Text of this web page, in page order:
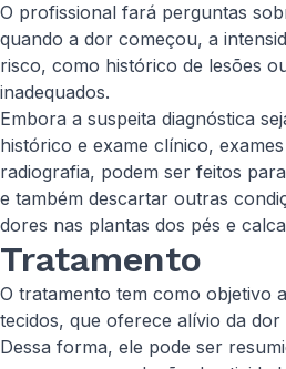
O profissional fará perguntas
quando a dor começou, a
risco, como histórico de lesões
inadequados.
Embora a suspeita diagnóstica
histórico e exame clínico,
radiografia, podem ser feitos
e também descartar outras
dores nas plantas dos pés e
Tratamento
O tratamento tem como objetivo
tecidos, que oferece alívio da
Dessa forma, ele pode ser